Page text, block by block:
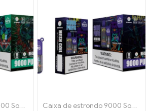
Caixa de estrondo 9000 Sopro
Cigarros eletrônicos descartáveis
Caixa de estrondo 9000 Sopro